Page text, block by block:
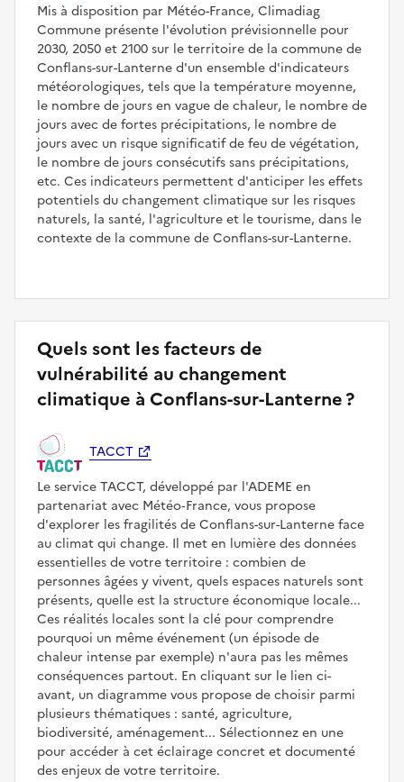
Mis à disposition par Météo-France, Climadiag
Commune présente l'évolution prévisionnelle pour
2030, 2050 et 2100 sur le territoire de la commune de
Conflans-sur-Lanterne d'un ensemble d'indicateurs
météorologiques, tels que la température moyenne,
le nombre de jours en vague de chaleur, le nombre de
jours avec de fortes précipitations, le nombre de
jours avec un risque significatif de feu de végétation,
le nombre de jours consécutifs sans précipitations,
etc. Ces indicateurs permettent d'anticiper les effets
potentiels du changement climatique sur les risques
naturels, la santé, l'agriculture et le tourisme, dans le
contexte de la commune de Conflans-sur-Lanterne.
Quels sont les facteurs de
vulnérabilité au changement
climatique à Conflans-sur-Lanterne ?
TACCT
Le service TACCT, développé par l'ADEME en
partenariat avec Météo‑France, vous propose
d'explorer les fragilités de Conflans-sur-Lanterne face
au climat qui change. Il met en lumière des données
essentielles de votre territoire : combien de
personnes âgées y vivent, quels espaces naturels sont
présents, quelle est la structure économique locale...
Ces réalités locales sont la clé pour comprendre
pourquoi un même événement (un épisode de
chaleur intense par exemple) n'aura pas les mêmes
conséquences partout. En cliquant sur le lien ci-
avant, un diagramme vous propose de choisir parmi
plusieurs thématiques : santé, agriculture,
biodiversité, aménagement... Sélectionnez en une
pour accéder à cet éclairage concret et documenté
des enjeux de votre territoire.